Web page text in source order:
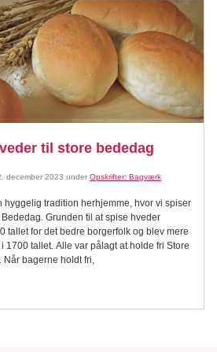
til store bededag
december 2023 under Opskrifter: Bagværk
hyggelig tradition herhjemme, hvor vi spiser
Grunden til at spise hveder
tallet for det bedre borgerfolk og blev mere
1700 tallet. Alle var pålagt at holde fri Store
Når bagerne holdt fri,